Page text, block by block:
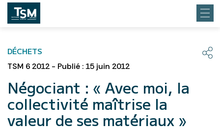
DÉCHETS
TSM 6 2012 - Publié : 15 juin 2012
Négociant : « Avec moi, la
collectivité maîtrise la
valeur de ses matériaux »